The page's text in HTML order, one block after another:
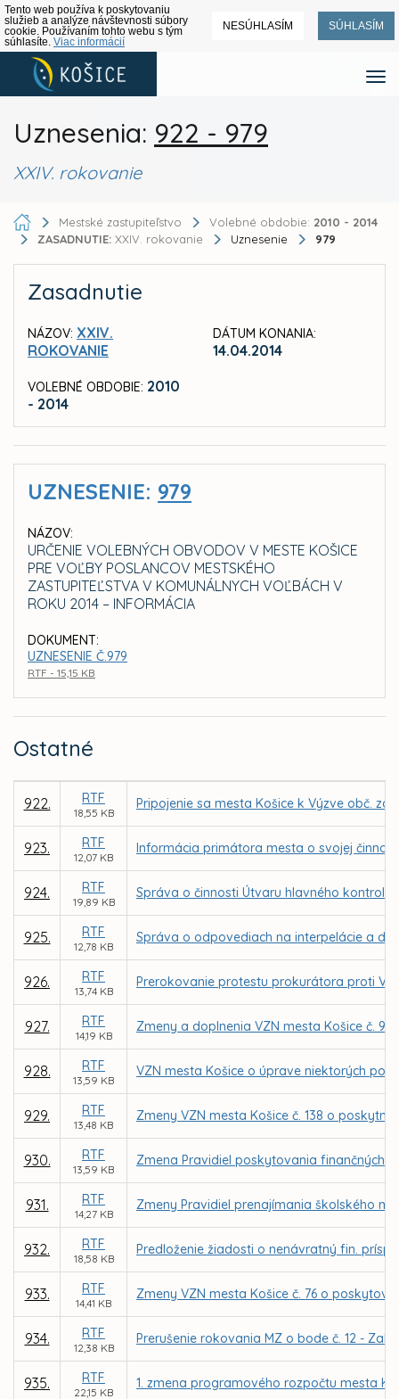
Tento web používa k poskytovaniu
služieb a analýze návštevnosti súbory
cookie. Používaním tohto webu s tým
súhlasíte. Viac informácií
NESÚHLASÍM SÚHLASÍM
Uznesenia: 922 - 979
XXIV. rokovanie
Mestské zastupiteľstvo Volebné obdobie: 2010 - 2014
ZASADNUTIE: XXIV. rokovanie Uznesenie 979
Zasadnutie
NÁZOV: XXIV.
ROKOVANIE
VOLEBNÉ OBDOBIE: 2010
- 2014
DÁTUM KONANIA:
14.04.2014
UZNESENIE: 979
NÁZOV:
URČENIE VOLEBNÝCH OBVODOV V MESTE KOŠICE
PRE VOĽBY POSLANCOV MESTSKÉHO
ZASTUPITEĽSTVA V KOMUNÁLNYCH VOĽBÁCH V
ROKU 2014 – INFORMÁCIA
DOKUMENT:
UZNESENIE Č.979
RTF - 15,15 KB
Ostatné
922. RTF
18,55 KB
Pripojenie sa mesta Košice k Výzve obč.
923. RTF
12,07 KB
Informácia primátora mesta o svojej
924. RTF
19,89 KB
Správa o činnosti Útvaru hlavného
925. RTF
12,78 KB
Správa o odpovediach na interpelácie a
926. RTF
13,74 KB
Prerokovanie protestu prokurátora proti
927. RTF
14,19 KB
Zmeny a doplnenia VZN mesta Košice č.
928. RTF
13,59 KB
VZN mesta Košice o úprave niektorých
929. RTF
13,48 KB
Zmeny VZN mesta Košice č. 138 o
930. RTF
13,59 KB
Zmena Pravidiel poskytovania finančných
931. RTF
14,27 KB
Zmeny Pravidiel prenajímania školského
932. RTF
18,58 KB
Predloženie žiadosti o nenávratný fin.
933. RTF
14,41 KB
Zmeny VZN mesta Košice č. 76 o
934. RTF
12,38 KB
Prerušenie rokovania MZ o bode č. 12 -
935. RTF
22,15 KB
1. zmena programového rozpočtu mesta